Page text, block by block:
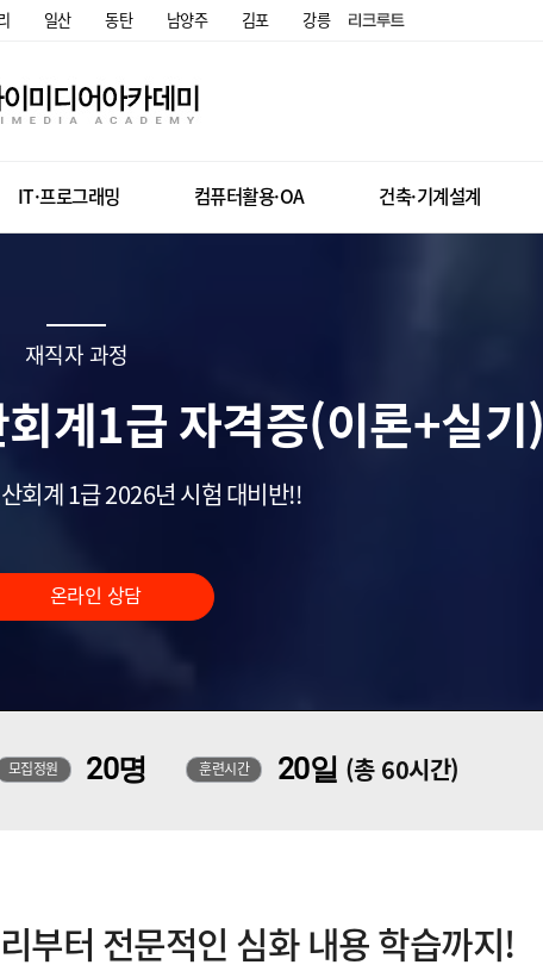
일산 동탄 남양주 김포 강릉
IT·프로그래밍 컴퓨터활용·OA 건축·기계설계
재직자 과정
산회계1급 자격증(이론+실기)
회계 1급 2026년 시험 대비반!!
온라인 상담
모집정원 20명 훈련시간 20일 (총 60시간)
부터 전문적인 심화 내용 학습까지!